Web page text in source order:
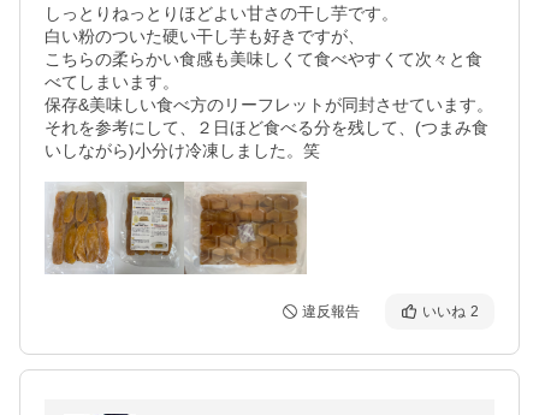
しっとりねっとりほどよい甘さの干し芋です。
白い粉のついた硬い干し芋も好きですが、
こちらの柔らかい食感も美味しくて食べやすくて次々と食
べてしまいます。
保存&美味しい食べ方のリーフレットが同封させています。
それを参考にして、２日ほど食べる分を残して、(つまみ食
いしながら)小分け冷凍しました。笑
違反報告 いいね 2